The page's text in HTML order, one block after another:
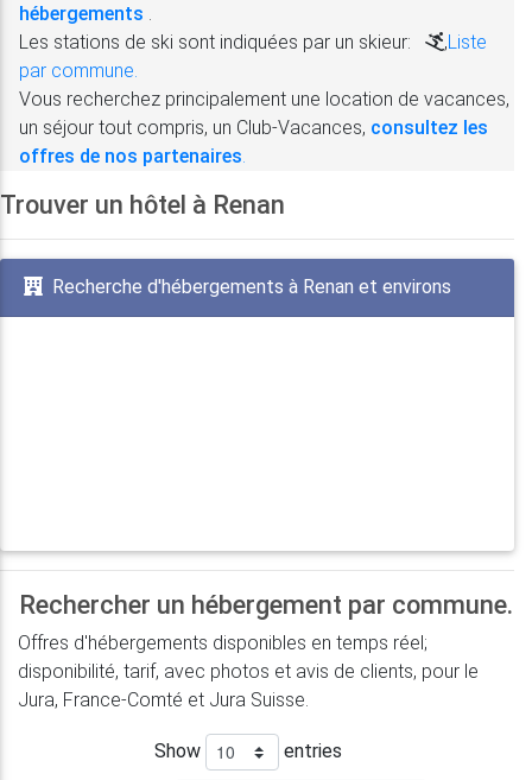
hébergements
Les stations de ski sont indiquées par un skieur:
,Liste
par commune.
Vous recherchez principalement une location de vacances,
un séjour tout compris, un Club-Vacances, consultez les
offres de nos partenaires
Trouver un hôtel à Renan
Recherche d'hébergements à Renan et environs
Rechercher un hébergement par commune.
Offres d'hébergements disponibles en temps réel;
disponibilité, tarif, avec photos et avis de clients, pour le
Jura, France-Comté et Jura Suisse.
Show entries